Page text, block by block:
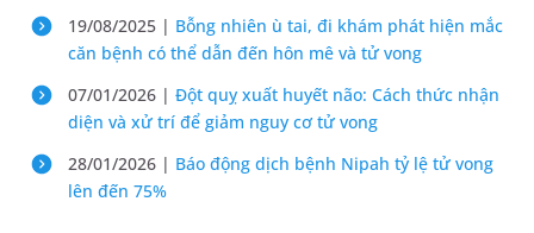
19/08/2025 | Bỗng nhiên ù tai, đi khám phát hiện mắc
căn bệnh có thể dẫn đến hôn mê và tử vong
07/01/2026 | Đột quỵ xuất huyết não: Cách thức nhận
diện và xử trí để giảm nguy cơ tử vong
28/01/2026 | Báo động dịch bệnh Nipah tỷ lệ tử vong
lên đến 75%